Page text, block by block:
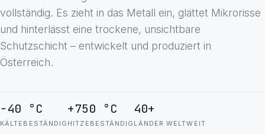
vollständig. Es zieht in das Metall ein, glättet Mikrorisse
und hinterlässt eine trockene, unsichtbare
Schutzschicht – entwickelt und produziert in
Österreich.
−40 °C
KÄLTEBESTÄNDIG
+750 °C
HITZEBESTÄNDIG
40+
LÄNDER WELTWEIT